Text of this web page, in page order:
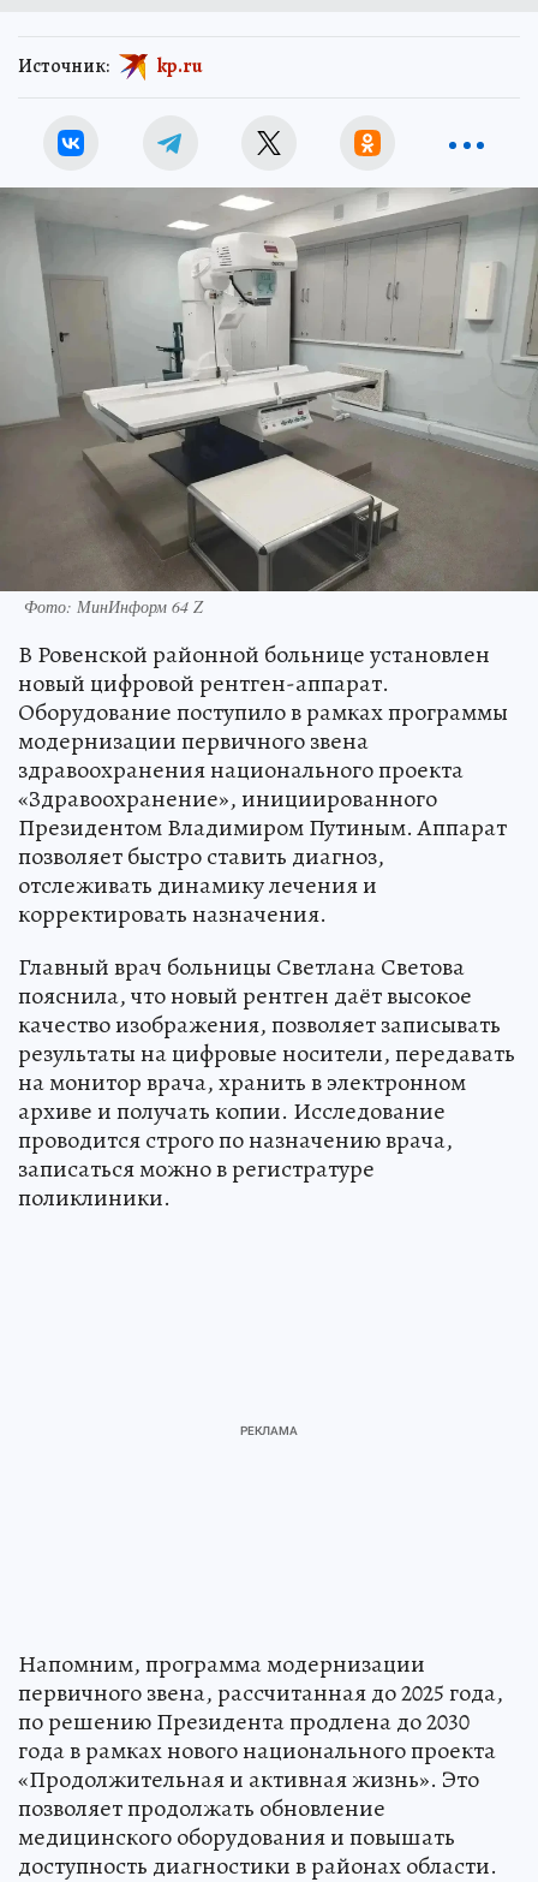
Источник: kp.ru
Фото: МинИнформ 64 Z
В Ровенской районной больнице установлен
новый цифровой рентген-аппарат.
Оборудование поступило в рамках программы
модернизации первичного звена
здравоохранения национального проекта
«Здравоохранение», инициированного
Президентом Владимиром Путиным. Аппарат
позволяет быстро ставить диагноз,
отслеживать динамику лечения и
корректировать назначения.
Главный врач больницы Светлана Светова
пояснила, что новый рентген даёт высокое
качество изображения, позволяет записывать
результаты на цифровые носители, передавать
на монитор врача, хранить в электронном
архиве и получать копии. Исследование
проводится строго по назначению врача,
записаться можно в регистратуре
поликлиники.
Напомним, программа модернизации
первичного звена, рассчитанная до 2025 года,
по решению Президента продлена до 2030
года в рамках нового национального проекта
«Продолжительная и активная жизнь». Это
позволяет продолжать обновление
медицинского оборудования и повышать
доступность диагностики в районах области.